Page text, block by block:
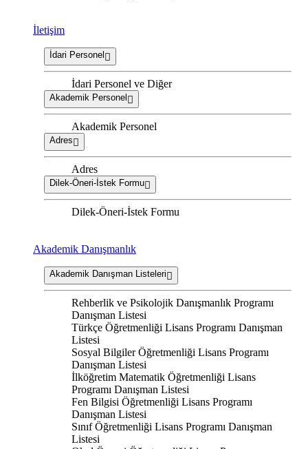
İletişim
İdari Personel
İdari Personel ve Diğer
Akademik Personel
Akademik Personel
Adres
Adres
Dilek-Öneri-İstek Formu
Dilek-Öneri-İstek Formu
Akademik Danışmanlık
Akademik Danışman Listeleri
Rehberlik ve Psikolojik Danışmanlık Programı
Danışman Listesi
Türkçe Öğretmenliği Lisans Programı Danışman
Listesi
Sosyal Bilgiler Öğretmenliği Lisans Programı
Danışman Listesi
İlköğretim Matematik Öğretmenliği Lisans
Programı Danışman Listesi
Fen Bilgisi Öğretmenliği Lisans Programı
Danışman Listesi
Sınıf Öğretmenliği Lisans Programı Danışman
Listesi